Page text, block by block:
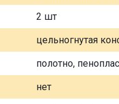
2 шт
цельногнутая
полотно,
нет